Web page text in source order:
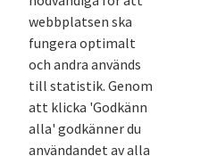
Fornreg
Bebyggelseregistret
Runor
Kringla
webbplatsen ska
fungera optimalt
och andra används
till statistik. Genom
att klicka 'Godkänn
alla' godkänner du
användandet av alla